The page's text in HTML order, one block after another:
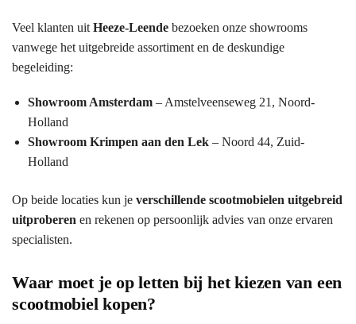
Veel klanten uit Heeze-Leende bezoeken onze showrooms
vanwege het uitgebreide assortiment en de deskundige
begeleiding:
Showroom Amsterdam – Amstelveenseweg 21, Noord-
Holland
Showroom Krimpen aan den Lek – Noord 44, Zuid-
Holland
Op beide locaties kun je verschillende scootmobielen uitgebreid
uitproberen en rekenen op persoonlijk advies van onze ervaren
specialisten.
Waar moet je op letten bij het kiezen van een
scootmobiel kopen?